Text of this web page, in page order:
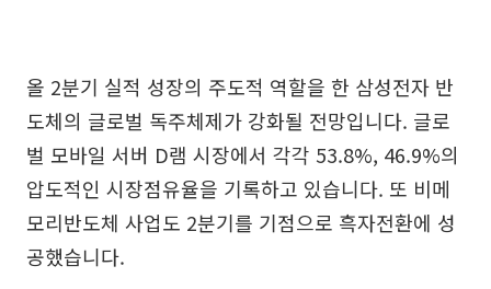
올 2분기 실적 성장의 주도적 역할을 한 삼성전자 반
도체의 글로벌 독주체제가 강화될 전망입니다. 글로
벌 모바일 서버 D램 시장에서 각각 53.8%, 46.9%의
압도적인 시장점유율을 기록하고 있습니다. 또 비메
모리반도체 사업도 2분기를 기점으로 흑자전환에 성
공했습니다.